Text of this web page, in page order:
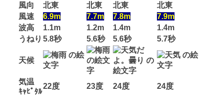
風向 北東 北東 北東
北東
風速
6.9m 7.7m 7.8m
7.9m
波高
1.1m 1.2m 1.4m
1.4m
うねり 5.8秒 5.6秒 5.6秒 5.7秒
天候
気温
ｷｬﾋﾟﾀﾙ
22度 23度 24度 24度